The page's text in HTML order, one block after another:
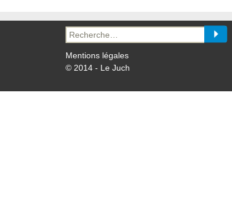
Recherche
pour :
Mentions légales
© 2014 - Le Juch